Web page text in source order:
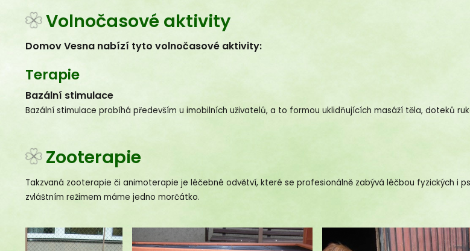
Domov Vesna nabízí tyto volnočasové aktivity:
Terapie
Bazální stimulace
Bazální stimulace probíhá především u imobilních uživatelů, a to formou uklidňujících masáží těla, doteků
Zooterapie
Takzvaná zooterapie či animoterapie je léčebné odvětví, které se profesionálně zabývá léčbou fyzických i
zvláštním režimem máme jedno morčátko.